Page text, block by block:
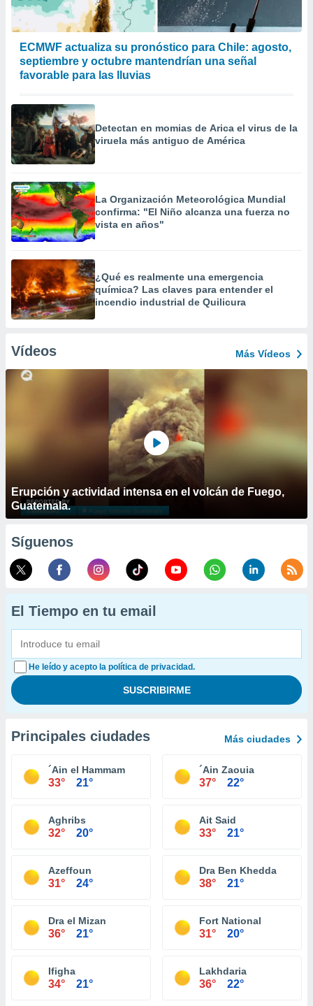
ECMWF actualiza su pronóstico para Chile: agosto,
septiembre y octubre mantendrían una señal
favorable para las lluvias
Detectan en momias de Arica el virus de la
viruela más antiguo de América
La Organización Meteorológica Mundial
confirma: "El Niño alcanza una fuerza no
vista en años"
¿Qué es realmente una emergencia
química? Las claves para entender el
incendio industrial de Quilicura
Vídeos Más Vídeos
Erupción y actividad intensa en el volcán de Fuego,
Guatemala.
Síguenos
El Tiempo en tu email
He leído y acepto la política de privacidad.
Principales ciudades Más ciudades
´Ain el Hammam
33° 21°
´Ain Zaouia
37° 22°
Aghribs
32° 20°
Ait Said
33° 21°
Azeffoun
31° 24°
Dra Ben Khedda
38° 21°
Dra el Mizan
36° 21°
Fort National
31° 20°
Ifigha
34° 21°
Lakhdaria
36° 22°